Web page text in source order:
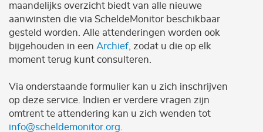
maandelijks overzicht biedt van alle nieuwe
aanwinsten die via ScheldeMonitor beschikbaar
gesteld worden. Alle attenderingen worden ook
bijgehouden in een Archief , zodat u die op elk
moment terug kunt consulteren.
Via onderstaande formulier kan u zich inschrijven
op deze service. Indien er verdere vragen zijn
omtrent te attendering kan u zich wenden tot
info@scheldemonitor.org